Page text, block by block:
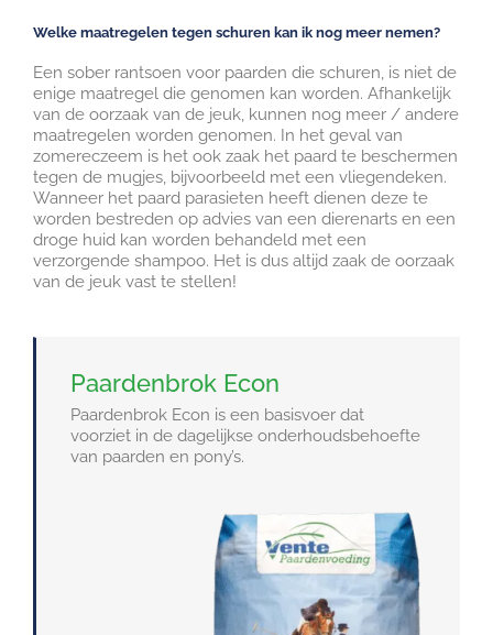
Welke maatregelen tegen schuren kan ik nog meer nemen?
Een sober rantsoen voor paarden die schuren, is niet de
enige maatregel die genomen kan worden. Afhankelijk
van de oorzaak van de jeuk, kunnen nog meer / andere
maatregelen worden genomen. In het geval van
zomereczeem is het ook zaak het paard te beschermen
tegen de mugjes, bijvoorbeeld met een vliegendeken.
Wanneer het paard parasieten heeft dienen deze te
worden bestreden op advies van een dierenarts en een
droge huid kan worden behandeld met een
verzorgende shampoo. Het is dus altijd zaak de oorzaak
van de jeuk vast te stellen!
Paardenbrok Econ
Paardenbrok Econ is een basisvoer dat
voorziet in de dagelijkse onderhoudsbehoefte
van paarden en pony’s.